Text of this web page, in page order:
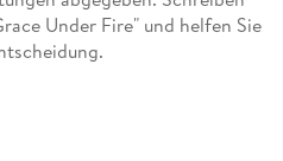
Under Fire" und helfen Sie